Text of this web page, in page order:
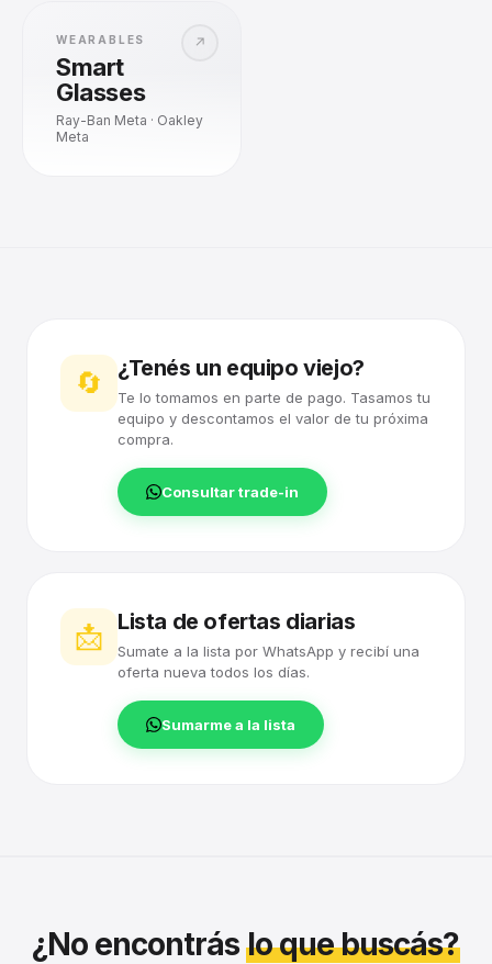
↗
WEARABLES
Smart
Glasses
Ray-Ban Meta · Oakley
Meta
🔄 ¿Tenés un equipo viejo?
Te lo tomamos en parte de pago. Tasamos tu
equipo y descontamos el valor de tu próxima
compra.
Consultar trade-in
📩 Lista de ofertas diarias
Sumate a la lista por WhatsApp y recibí una
oferta nueva todos los días.
Sumarme a la lista
¿No encontráslo que buscás?